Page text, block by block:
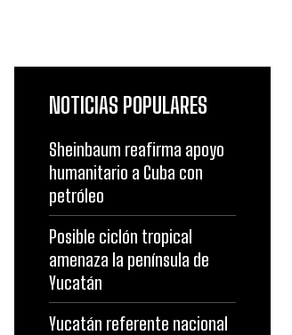
NOTICIAS POPULARES
Sheinbaum reafirma apoyo
humanitario a Cuba con
petróleo
Posible ciclón tropical
amenaza la península de
Yucatán
Yucatán referente nacional